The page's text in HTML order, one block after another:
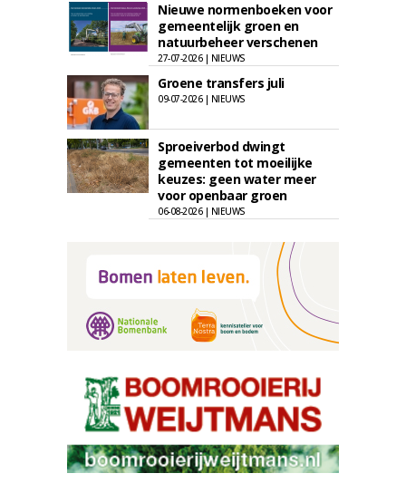
Nieuwe normenboeken voor
gemeentelijk groen en
natuurbeheer verschenen
27-07-2026 | NIEUWS
Groene transfers juli
09-07-2026 | NIEUWS
Sproeiverbod dwingt
gemeenten tot moeilijke
keuzes: geen water meer
voor openbaar groen
06-08-2026 | NIEUWS